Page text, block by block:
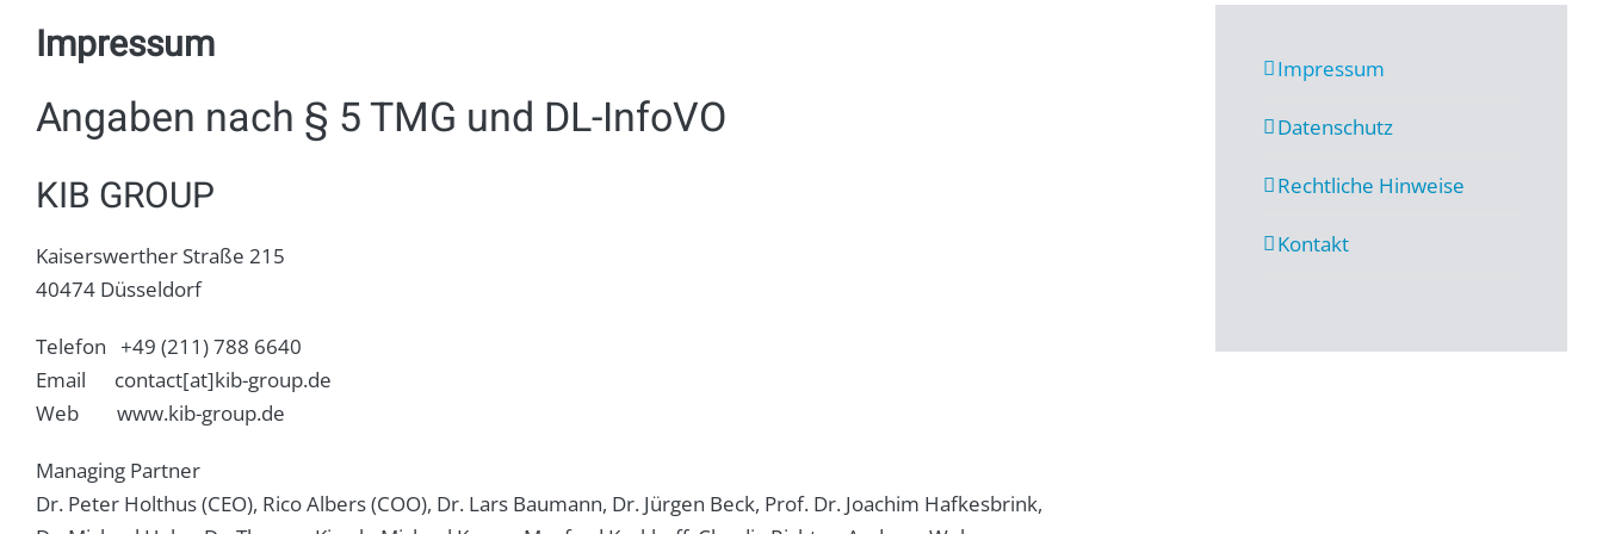
Impressum
Angaben nach § 5 TMG und DL-InfoVO
KIB GROUP
Kaiserswerther Straße 215
40474 Düsseldorf
Telefon +49 (211) 788 6640
Email contact[at]kib-group.de
Web www.kib-group.de
Managing Partner
Dr. Peter Holthus (CEO), Rico Albers (COO), Dr. Lars Baumann, Dr. Jürgen Beck, Prof. Dr. Joachim Hafkesbrink,
Impressum
Datenschutz
Rechtliche Hinweise
Kontakt